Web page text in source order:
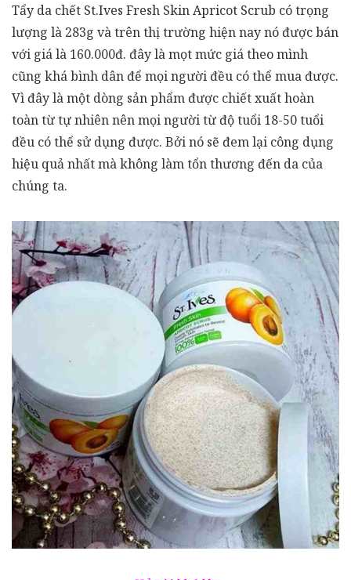
Tẩy da chết St.Ives Fresh Skin Apricot Scrub có trọng
lượng là 283g và trên thị trường hiện nay nó được bán
với giá là 160.000đ. đây là mọt mức giá theo mình
cũng khá bình dân để mọi người đều có thể mua được.
Vì đây là một dòng sản phẩm được chiết xuất hoàn
toàn từ tự nhiên nên mọi người từ độ tuổi 18-50 tuổi
đều có thể sử dụng được. Bởi nó sẽ đem lại công dụng
hiệu quả nhất mà không làm tổn thương đến da của
chúng ta.